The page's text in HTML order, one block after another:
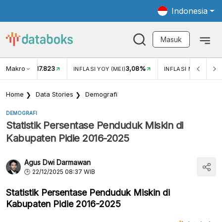
Indonesia
Masuk
Makro
USD/IDR 17.823 INFLASI YOY (MEI)3,08% INFLASI MOM (MEI)
Home Data Stories Demografi
DEMOGRAFI
Statistik Persentase Penduduk Miskin di
Kabupaten Pidie 2016-2025
Agus Dwi Darmawan
22/12/2025 08:37 WIB
Statistik Persentase Penduduk Miskin di
Kabupaten Pidie 2016-2025